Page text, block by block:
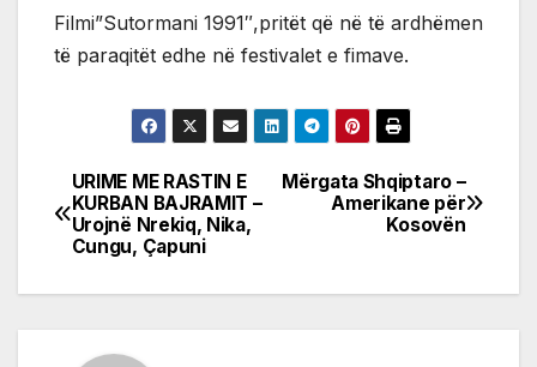
Filmi”Sutormani 1991″,pritët që në të ardhëmen
të paraqitët edhe në festivalet e fimave.
Post
navigation
Mërgata Shqiptaro –
Amerikane për
Kosovën
URIME ME RASTIN E
KURBAN BAJRAMIT –
Urojnë Nrekiq, Nika,
Cungu, Çapuni